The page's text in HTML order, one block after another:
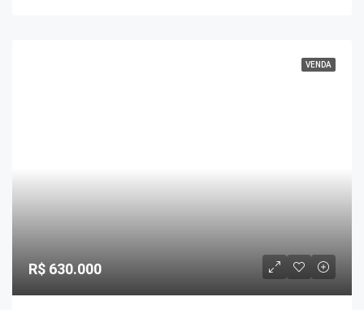
VENDA
R$ 630.000